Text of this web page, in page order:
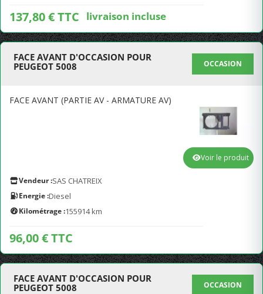
137,80 € TTC livraison incluse
FACE AVANT D'OCCASION POUR
PEUGEOT 5008
OCCASION
FACE AVANT (PARTIE AV - ARMATURE AV)
Vendeur :SAS CHATREIX
Energie :Diesel
Kilométrage :155914 km
96,00 € TTC
Voir le produit
FACE AVANT D'OCCASION POUR
PEUGEOT 5008
OCCASION